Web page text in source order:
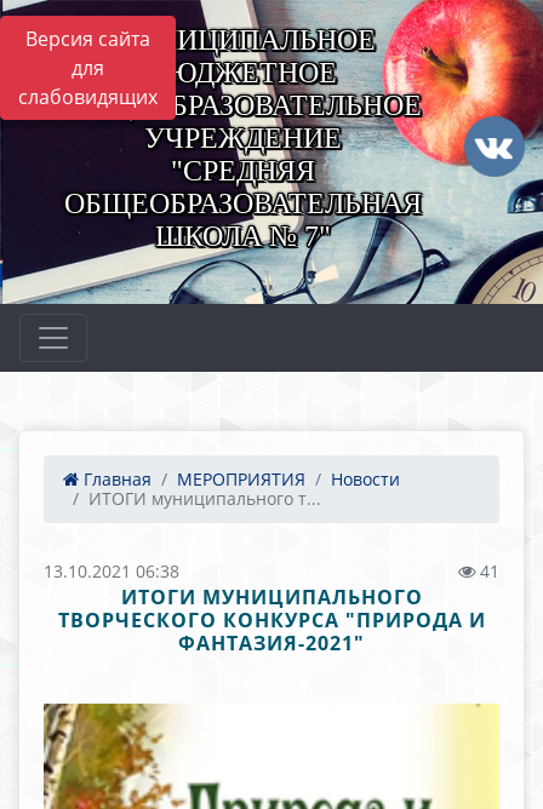
Версия сайта
для
слабовидящих
МУНИЦИПАЛЬНОЕ
БЮДЖЕТНОЕ
ОБЩЕОБРАЗОВАТЕЛЬНОЕ
УЧРЕЖДЕНИЕ
"СРЕДНЯЯ
ОБЩЕОБРАЗОВАТЕЛЬНАЯ
ШКОЛА № 7"
Главная МЕРОПРИЯТИЯ
Новости
ИТОГИ муниципального т...
13.10.2021 06:38 41
ИТОГИ МУНИЦИПАЛЬНОГО
ТВОРЧЕСКОГО КОНКУРСА "ПРИРОДА И
ФАНТАЗИЯ-2021"